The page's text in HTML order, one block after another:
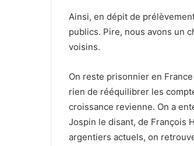
Ainsi, en dépit de
publics. Pire, nous avons un
voisins.
On reste prisonnier en
rien de rééquilibrer les
croissance revienne. On a
Jospin le disant, de François
argentiers actuels, on